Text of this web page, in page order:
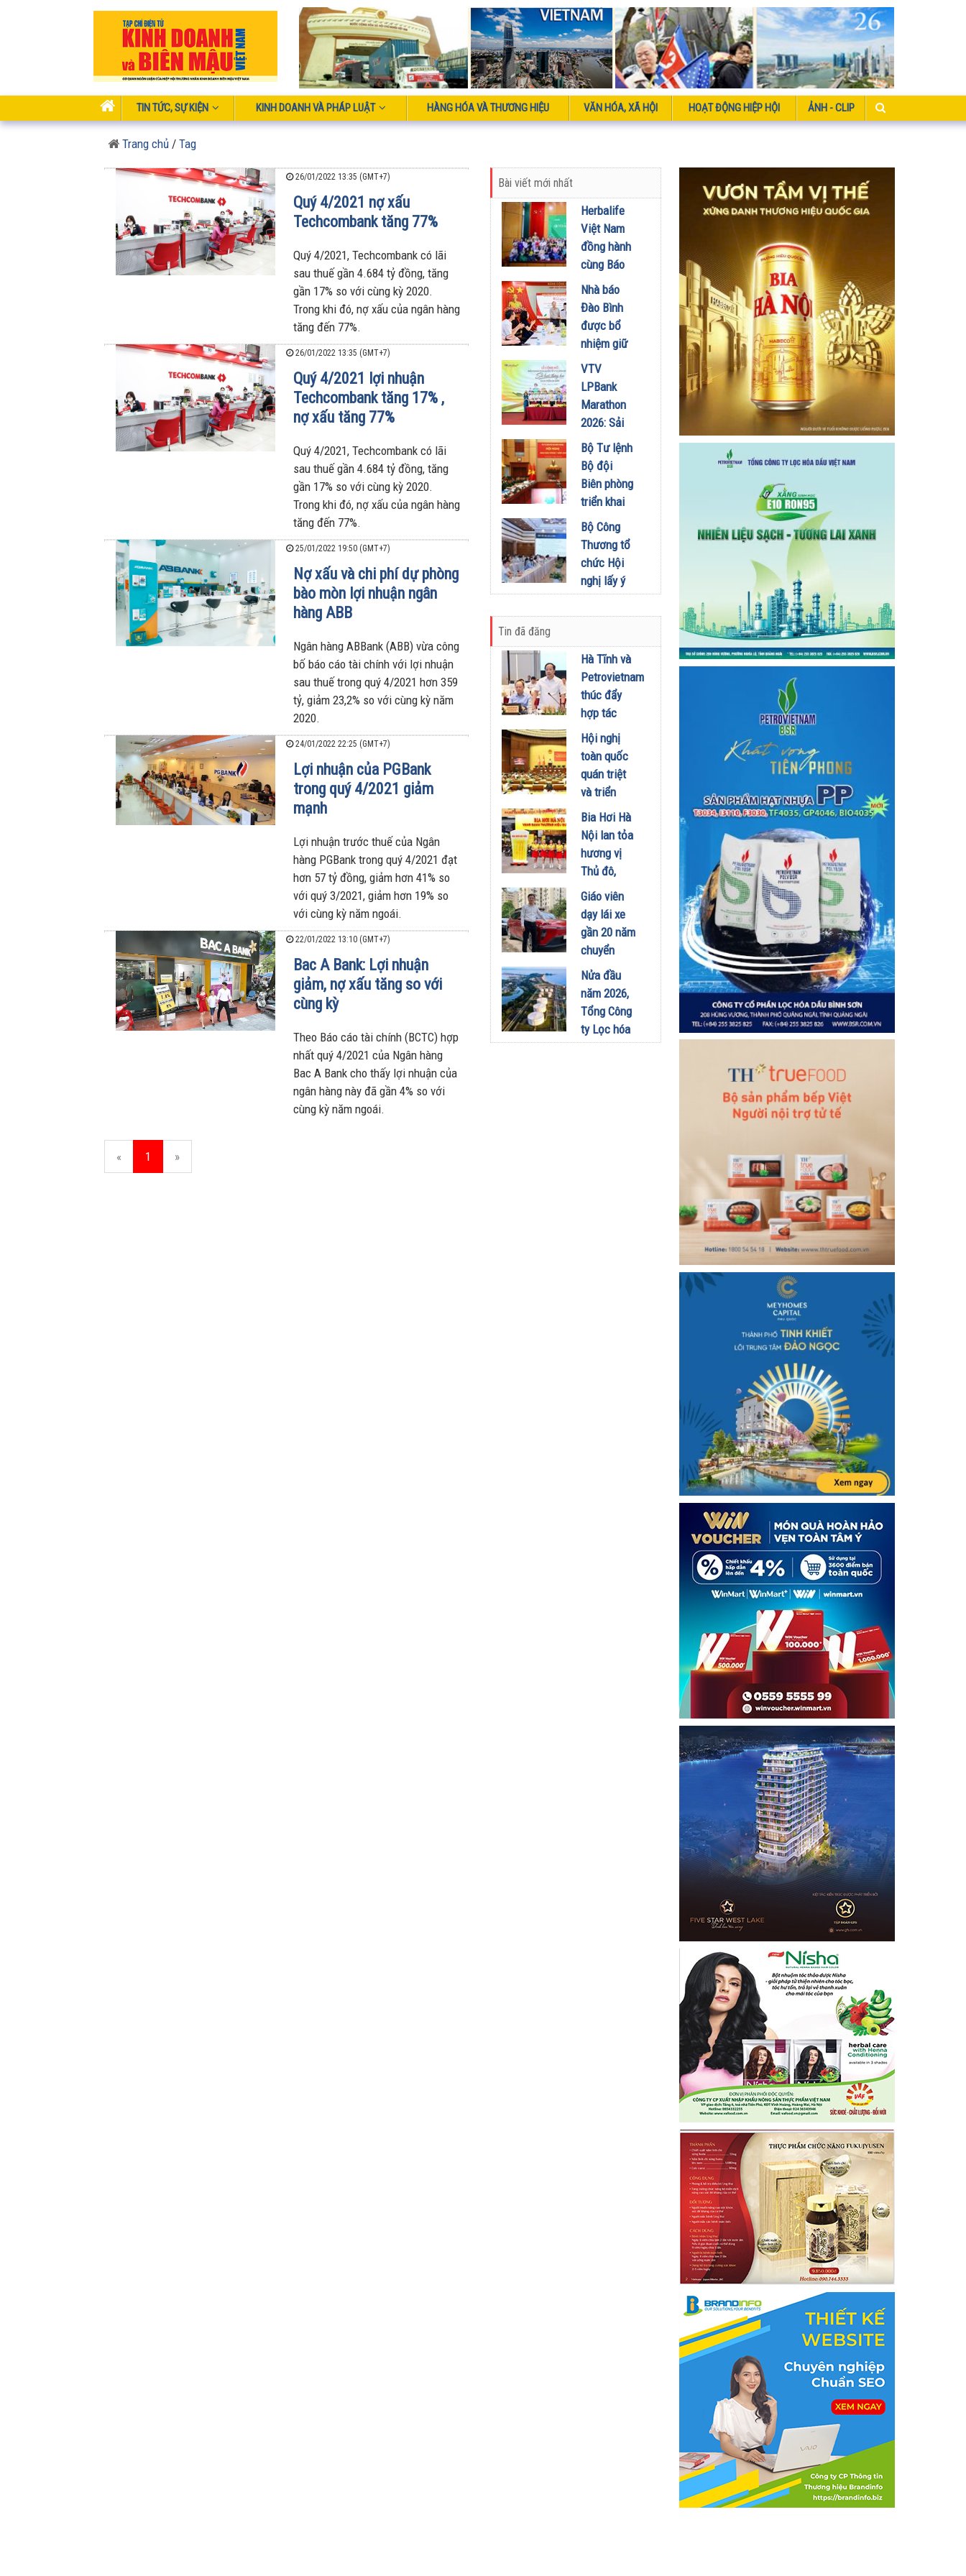
TIN TỨC, SỰ KIỆN KINH DOANH VÀ PHÁP LUẬT HÀNG HÓA VÀ THƯƠNG HIỆU VĂN HÓA, XÃ HỘI HOẠT ĐỘNG HIỆP HỘI ẢNH - CLIP
Trang chủ / Tag
26/01/2022 13:35 (GMT+7)
Quý 4/2021 nợ xấu
Techcombank tăng 77%
Quý 4/2021, Techcombank có lãi
sau thuế gần 4.684 tỷ đồng, tăng
gần 17% so với cùng kỳ 2020.
Trong khi đó, nợ xấu của ngân hàng
tăng đến 77%.
26/01/2022 13:35 (GMT+7)
Quý 4/2021 lợi nhuận
Techcombank tăng 17% ,
nợ xấu tăng 77%
Quý 4/2021, Techcombank có lãi
sau thuế gần 4.684 tỷ đồng, tăng
gần 17% so với cùng kỳ 2020.
Trong khi đó, nợ xấu của ngân hàng
tăng đến 77%.
25/01/2022 19:50 (GMT+7)
Nợ xấu và chi phí dự phòng
bào mòn lợi nhuận ngân
hàng ABB
Ngân hàng ABBank (ABB) vừa công
bố báo cáo tài chính với lợi nhuận
sau thuế trong quý 4/2021 hơn 359
tỷ, giảm 23,2% so với cùng kỳ năm
2020.
24/01/2022 22:25 (GMT+7)
Lợi nhuận của PGBank
trong quý 4/2021 giảm
mạnh
Lợi nhuận trước thuế của Ngân
hàng PGBank trong quý 4/2021 đạt
hơn 57 tỷ đồng, giảm hơn 41% so
với quý 3/2021, giảm hơn 19% so
với cùng kỳ năm ngoái.
22/01/2022 13:10 (GMT+7)
Bac A Bank: Lợi nhuận
giảm, nợ xấu tăng so với
cùng kỳ
Theo Báo cáo tài chính (BCTC) hợp
nhất quý 4/2021 của Ngân hàng
Bac A Bank cho thấy lợi nhuận của
ngân hàng này đã gần 4% so với
cùng kỳ năm ngoái.
« 1 »
Bài viết mới nhất
Herbalife
Việt Nam
đồng hành
cùng Báo
Sức khỏe
và Đời
sống tổ
chức Cuộc
thi “Tôi
Khỏe Đẹp
Hơn” lần
thứ 5 để
khuyến
khích mọi
người trở
thành
phiên bản
chính mình
01/08/2026
Nhà báo
Đào Bình
được bổ
nhiệm giữ
chức Tổng
Biên tập
Tạp chí
Doanh
Đầu tư
01/08/2026
VTV
LPBank
Marathon
2026: Sải
bước qua
miền Di
sản, lan
tỏa giá trị
xanh
31/07/2026
Bộ Tư lệnh
Bộ đội
Biên phòng
triển khai
phương
hướng,
nhiệm vụ
trọng tâm
tháng
Bộ Công
Thương tổ
chức Hội
nghị lấy ý
kiến dự
thảo Nghị
kinh doanh
xăng dầu
29/07/2026
Tin đã đăng
Hà Tĩnh và
Petrovietnam
thúc đẩy
hợp tác
phát triển
trung tâm
công
nghiệp -
sinh thái
tại Vũng
Áng
29/07/2026
Hội nghị
toàn quốc
quán triệt
và triển
khai thực
hiện Nghị
quyết Hội
nghị Trung
29/07/2026
Bia Hơi Hà
Nội lan tỏa
hương vị
Thủ đô,
khuấy động
mùa hè tại
TP. Hồ Chí
Minh
Giáo viên
dạy lái xe
gần 20 năm
chuyển
sang dùng
Limo
Green: Tôi
đã hiểu vì
sao xe điện
Nửa đầu
năm 2026,
Tổng Công
ty Lọc hóa
dầu Việt